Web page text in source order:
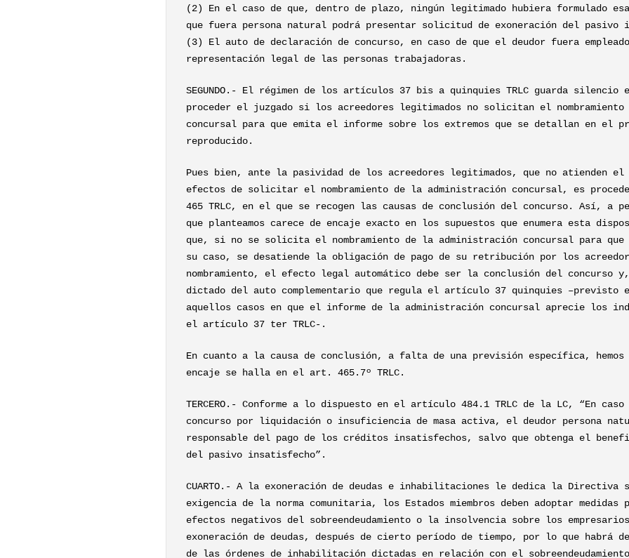
(2) En el caso de que, dentro de plazo, ningún legitimado hubiera formulado
que fuera persona natural podrá presentar solicitud de exoneración del pasivo
(3) El auto de declaración de concurso, en caso de que el deudor fuera
representación legal de las personas trabajadoras.
SEGUNDO.- El régimen de los artículos 37 bis a quinquies TRLC guarda silencio
proceder el juzgado si los acreedores legitimados no solicitan el nombramiento
concursal para que emita el informe sobre los extremos que se detallan en el
reproducido.
Pues bien, ante la pasividad de los acreedores legitimados, que no atienden el
efectos de solicitar el nombramiento de la administración concursal, es
465 TRLC, en el que se recogen las causas de conclusión del concurso. Así, a
que planteamos carece de encaje exacto en los supuestos que enumera esta
que, si no se solicita el nombramiento de la administración concursal para
su caso, se desatiende la obligación de pago de su retribución por los
nombramiento, el efecto legal automático debe ser la conclusión del concurso
dictado del auto complementario que regula el artículo 37 quinquies –previsto
aquellos casos en que el informe de la administración concursal aprecie los
el artículo 37 ter TRLC-.
En cuanto a la causa de conclusión, a falta de una previsión específica, hemos
encaje se halla en el art. 465.7º TRLC.
TERCERO.- Conforme a lo dispuesto en el artículo 484.1 TRLC de la LC, “En
concurso por liquidación o insuficiencia de masa activa, el deudor persona
responsable del pago de los créditos insatisfechos, salvo que obtenga el
del pasivo insatisfecho”.
CUARTO.- A la exoneración de deudas e inhabilitaciones le dedica la
exigencia de la norma comunitaria, los Estados miembros deben adoptar
efectos negativos del sobreendeudamiento o la insolvencia sobre los
exoneración de deudas, después de cierto período de tiempo, por lo que habrá
de las órdenes de inhabilitación dictadas en relación con el